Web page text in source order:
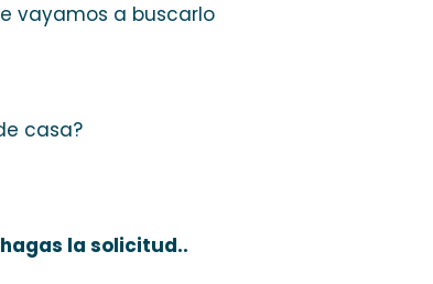
vayamos a buscarlo
casa?
la solicitud..